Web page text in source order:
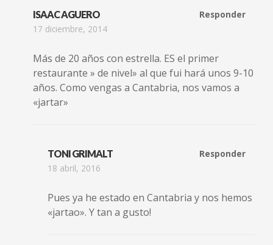
ISAAC AGUERO
17 diciembre, 2014
Responder
Más de 20 años con estrella. ES el primer
restaurante » de nivel» al que fui hará unos 9-10
años. Como vengas a Cantabria, nos vamos a
«jartar»
TONI GRIMALT
18 abril, 2016
Responder
Pues ya he estado en Cantabria y nos hemos
«jartao». Y tan a gusto!